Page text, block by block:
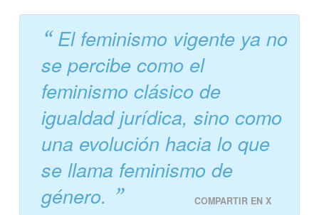
El feminismo vigente ya no
se percibe como el
feminismo clásico de
igualdad jurídica, sino como
una evolución hacia lo que
se llama feminismo de
género.
COMPARTIR EN X